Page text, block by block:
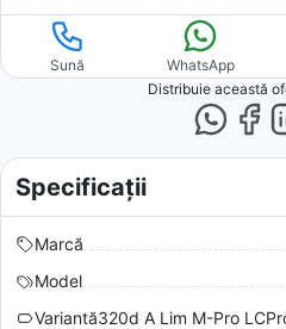
Sună WhatsApp
Distribuie această
Specificații
Marcă
Model
Variantă320d A Lim M-Pro